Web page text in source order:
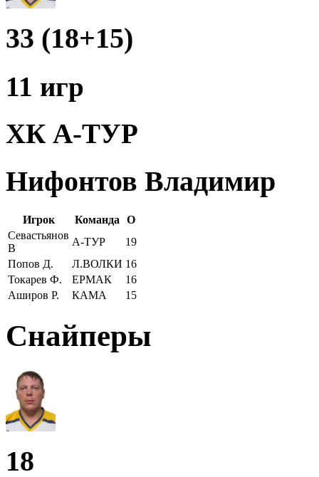
33 (18+15)
11 игр
ХК А-ТУР
Нифонтов Владимир
Игрок Команда
О
Севастьянов
В
А-ТУР
19
Попов Д.
Л.ВОЛКИ 16
Токарев Ф.
ЕРМАК
16
Аширов Р.
КАМА 15
Снайперы
18